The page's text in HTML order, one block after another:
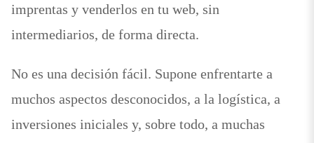
imprentas y venderlos en tu web, sin
intermediarios, de forma directa.
No es una decisión fácil. Supone enfrentarte a
muchos aspectos desconocidos, a la logística, a
inversiones iniciales y, sobre todo, a muchas